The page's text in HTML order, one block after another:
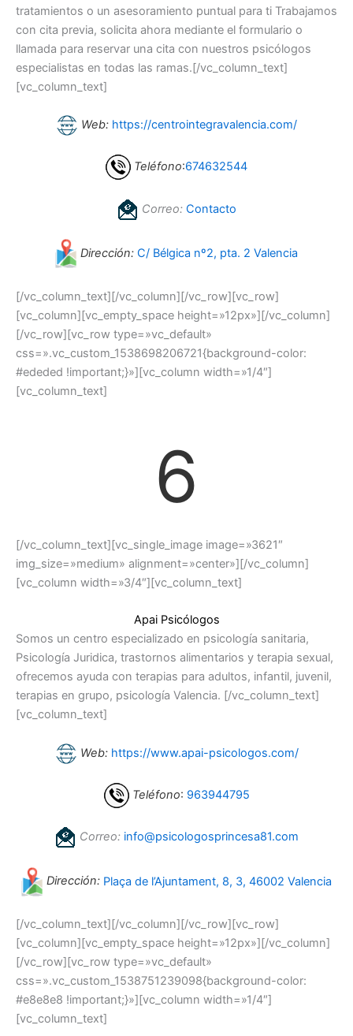
tratamientos o un asesoramiento puntual para ti Trabajamos
con cita previa, solicita ahora mediante el formulario o
llamada para reservar una cita con nuestros psicólogos
especialistas en todas las ramas.[/vc_column_text]
[vc_column_text]
Web: https://centrointegravalencia.com/
Teléfono:674632544
Correo: Contacto
Dirección: C/ Bélgica nº2, pta. 2 Valencia
[/vc_column_text][/vc_column][/vc_row][vc_row]
[vc_column][vc_empty_space height=»12px»][/vc_column]
[/vc_row][vc_row type=»vc_default»
css=».vc_custom_1538698206721{background-color:
#ededed !important;}»][vc_column width=»1/4″]
[vc_column_text]
6
[/vc_column_text][vc_single_image image=»3621″
img_size=»medium» alignment=»center»][/vc_column]
[vc_column width=»3/4″][vc_column_text]
Apai Psicólogos
Somos un centro especializado en psicología sanitaria,
Psicología Juridica, trastornos alimentarios y terapia sexual,
ofrecemos ayuda con terapias para adultos, infantil, juvenil,
terapias en grupo, psicología Valencia. [/vc_column_text]
[vc_column_text]
Web: https://www.apai-psicologos.com/
Teléfono: 963944795
Correo: info@psicologosprincesa81.com
Dirección: Plaça de l’Ajuntament, 8, 3, 46002 Valencia
[/vc_column_text][/vc_column][/vc_row][vc_row]
[vc_column][vc_empty_space height=»12px»][/vc_column]
[/vc_row][vc_row type=»vc_default»
css=».vc_custom_1538751239098{background-color:
#e8e8e8 !important;}»][vc_column width=»1/4″]
[vc_column_text]